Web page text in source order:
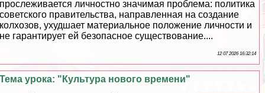
прослеживается личностно значимая проблема: политика
советского правительства, направленная на создание
колхозов, ухудшает материальное положение личности и
не гарантирует ей безопасное существование....
12 07 2026 16:32:14
Тема урока: "Культура нового времени"